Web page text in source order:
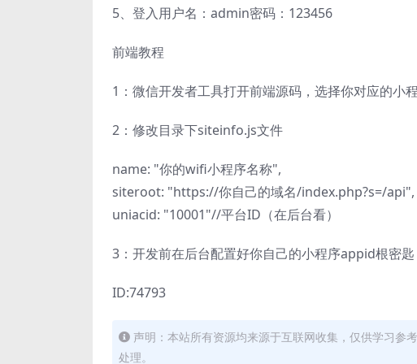
5、登入用户名：admin密码：123456
前端教程
1：微信开发者工具打开前端源码，选择你对应的小
2：修改目录下siteinfo.js文件
name: "你的wifi小程序名称",
siteroot: "https://你自己的域名/index.php?s=/api",
uniacid: "10001"//平台ID（在后台看）
3：开发前在后台配置好你自己的小程序appid根密匙
ID:74793
声明：本站所有资源均来源于互联网收集，仅供学习参
处理。